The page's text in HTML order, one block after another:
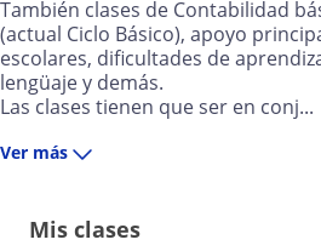
También clases de Contabilidad
(actual Ciclo Básico), apoyo
escolares, dificultades de
lengüaje y demás.
Las clases tienen que ser en conj...
Ver más
Mis clases